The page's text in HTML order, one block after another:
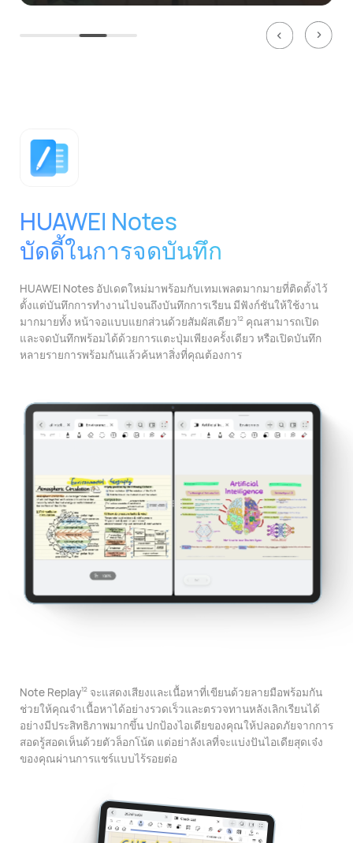
HUAWEI Notes
บัดดี้ในการจดบันทึก
HUAWEI Notes อัปเดตใหม่มาพร้อมกับเทมเพลตมากมายที่ติดตั้งไว้
ตั้งแต่บันทึกการทํางานไปจนถึงบันทึกการเรียน มีฟังก์ชันให้ใช้งาน
มากมายทั้ง หน้าจอแบบแยกส่วนด้วยสัมผัสเดียว12คุณสามารถเปิด
และจดบันทึกพร้อมได้ด้วยการแตะปุ่มเพียงครั้งเดียว หรือเปิดบันทึก
หลายรายการพร้อมกันแล้วค้นหาสิ่งที่คุณต้องการ
Note Replay12จะแสดงเสียงและเนื้อหาที่เขียนด้วยลายมือพร้อมกัน
ช่วยให้คุณจําเนื้อหาได้อย่างรวดเร็วและตรวจทานหลังเลิกเรียนได้
อย่างมีประสิทธิภาพมากขึ้น ปกป้องไอเดียของคุณให้ปลอดภัยจากการ
สอดรู้สอดเห็นด้วยตัวล็อกโน้ต แต่อย่าลังเลที่จะแบ่งปันไอเดียสุดเจ๋ง
ของคุณผ่านการแชร์แบบไร้รอยต่อ